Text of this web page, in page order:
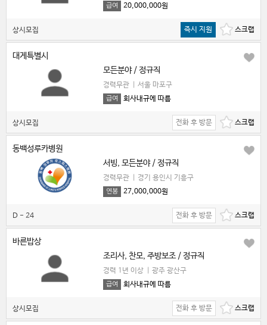
급여 20,000,000원
상시모집 즉시 지원
대게특별시
모든분야 / 정규직
경력무관 서울 마포구
급여 회사내규에 따름
상시모집 전화 후 방문
동백성루카병원
서빙, 모든분야 / 정규직
경력무관 경기 용인시 기흥구
연봉 27,000,000원
D - 24 전화 후 방문
바른밥상
조리사, 찬모, 주방보조 / 정규직
경력 1년 이상 광주 광산구
급여 회사내규에 따름
상시모집 전화 후 방문